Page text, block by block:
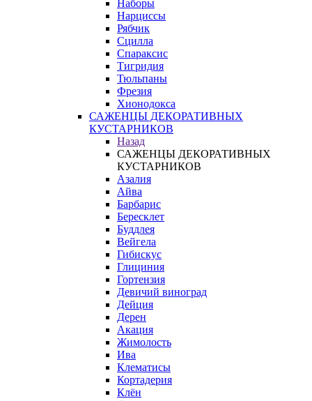
Наборы
Нарциссы
Рябчик
Сцилла
Спараксис
Тигридия
Тюльпаны
Фрезия
Хионодокса
САЖЕНЦЫ ДЕКОРАТИВНЫХ
КУСТАРНИКОВ
Назад
САЖЕНЦЫ ДЕКОРАТИВНЫХ
КУСТАРНИКОВ
Азалия
Айва
Барбарис
Бересклет
Буддлея
Вейгела
Гибискус
Глициния
Гортензия
Девичий виноград
Дейция
Дерен
Акация
Жимолость
Ива
Клематисы
Кортадерия
Клён